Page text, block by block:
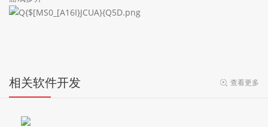
相关软件开发 查看更多